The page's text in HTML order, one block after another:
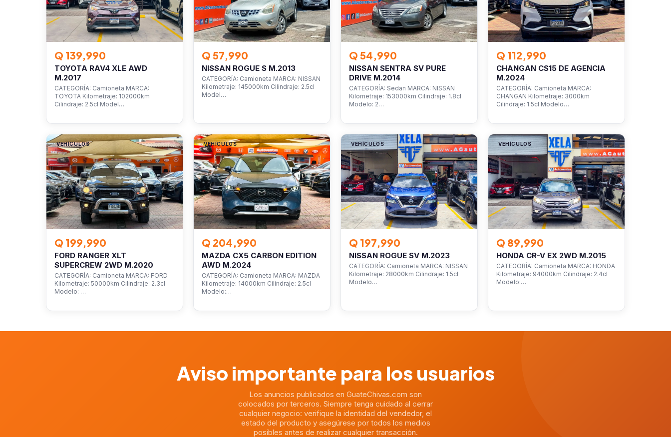
Q 139,990
TOYOTA RAV4 XLE AWD
M.2017
CATEGORÍA: Camioneta MARCA:
TOYOTA Kilometraje: 102000km
Cilindraje: 2.5cl Model…
Q 57,990
NISSAN ROGUE S M.2013
CATEGORÍA: Camioneta MARCA: NISSAN
Kilometraje: 145000km Cilindraje: 2.5cl
Model…
Q 54,990
NISSAN SENTRA SV PURE
DRIVE M.2014
CATEGORÍA: Sedan MARCA: NISSAN
Kilometraje: 153000km Cilindraje: 1.8cl
Modelo: 2…
Q 112,990
CHANGAN CS15 DE AGENCIA
M.2024
CATEGORÍA: Camioneta MARCA:
CHANGAN Kilometraje: 3000km
Cilindraje: 1.5cl Modelo…
VEHÍCULOS
Q 199,990
FORD RANGER XLT
SUPERCREW 2WD M.2020
CATEGORÍA: Camioneta MARCA: FORD
Kilometraje: 50000km Cilindraje: 2.3cl
Modelo: …
VEHÍCULOS
Q 204,990
MAZDA CX5 CARBON EDITION
AWD M.2024
CATEGORÍA: Camioneta MARCA: MAZDA
Kilometraje: 14000km Cilindraje: 2.5cl
Modelo:…
VEHÍCULOS
Q 197,990
NISSAN ROGUE SV M.2023
CATEGORÍA: Camioneta MARCA: NISSAN
Kilometraje: 28000km Cilindraje: 1.5cl
Modelo…
VEHÍCULOS
Q 89,990
HONDA CR-V EX 2WD M.2015
CATEGORÍA: Camioneta MARCA: HONDA
Kilometraje: 94000km Cilindraje: 2.4cl
Modelo:…
Aviso importante para los usuarios
Los anuncios publicados en GuateChivas.com son
colocados por terceros. Siempre tenga cuidado al cerrar
cualquier negocio: verifique la identidad del vendedor, el
estado del producto y asegúrese por todos los medios
posibles antes de realizar cualquier transacción.